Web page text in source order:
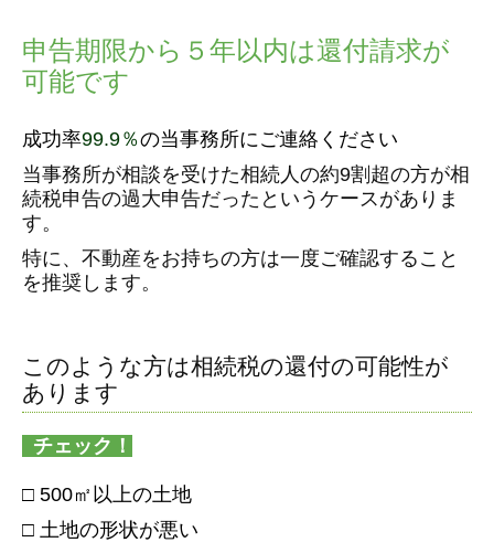
譲渡税業務
法人税業務
料金案内
事務所紹介
アクセス
業務提携のご案内
お客様の声
セミナー情報
出版・メディア実績
申告期限から５ 年以内は還付請求が
可能です
成功率99.9％の当事務所にご連絡ください
当事務所が相談を受けた相続人の約9割超の方が相
続税申告の過大申告だったというケースがありま
す。
特に、不動産をお持ちの方は一度ご確認すること
を推奨します。
このような方は相続税の還付の可能性が
あります
チェック！
□ 500㎡以上の土地
□ 土地の形状が悪い